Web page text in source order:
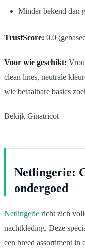
Minder bekend dan
TrustScore: 0.0
Voor wie geschikt:
clean lines, neutrale
wie betaalbare basics
Bekijk Ginatricot
Netlingerie:
ondergoed
Netlingerie richt zich
nachtkleding. Deze
een breed assortiment in